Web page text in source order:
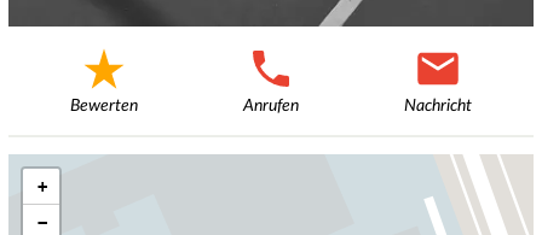
Bewerten Anrufen Nachricht
+
−